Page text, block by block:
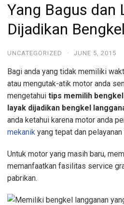
Yang Bagus dan
Dijadikan
UNCATEGORIZED · JUNE 5, 2015
Bagi anda yang tidak memiliki
atau mengutak-atik motor anda
mengetahui tips memilih
layak dijadikan bengkel
anda ketahui karena motor anda
mekanik yang tepat dan
Untuk motor yang masih baru,
memanfaatkan fasilitas service
pabrikan.